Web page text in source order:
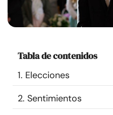
Recursos
Encuentra un terapeuta
Idioma
Tabla de contenidos
1. Elecciones
2. Sentimientos